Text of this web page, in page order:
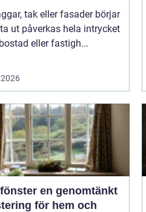
tak eller fasader börjar
ut påverkas hela intrycket
eller fastigh...
genomtänkt
för hem och